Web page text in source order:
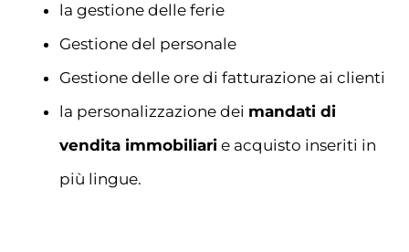
la gestione delle ferie
Gestione del personale
Gestione delle ore di fatturazione ai clienti
la personalizzazione dei mandati di
vendita immobiliari e acquisto inseriti in
più lingue.